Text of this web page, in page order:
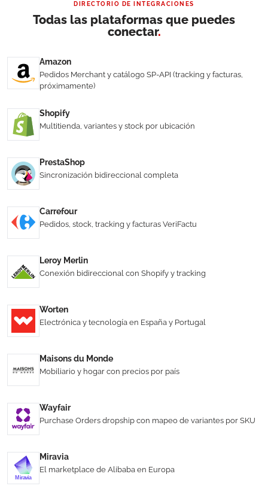
DIRECTORIO DE INTEGRACIONES
Todas las plataformas que puedes
conectar.
Amazon
Pedidos Merchant y catálogo SP-API (tracking y facturas,
próximamente)
Shopify
Multitienda, variantes y stock por ubicación
PrestaShop
Sincronización bidireccional completa
Carrefour
Pedidos, stock, tracking y facturas VeriFactu
Leroy Merlin
Conexión bidireccional con Shopify y tracking
Worten
Electrónica y tecnología en España y Portugal
Maisons du Monde
Mobiliario y hogar con precios por país
Wayfair
Purchase Orders dropship con mapeo de variantes por SKU
Miravia
El marketplace de Alibaba en Europa